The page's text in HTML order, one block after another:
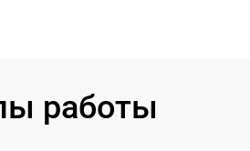
работы